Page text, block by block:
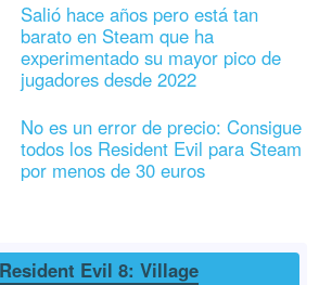
Salió hace años pero está tan
barato en Steam que ha
experimentado su mayor pico de
jugadores desde 2022
No es un error de precio: Consigue
todos los Resident Evil para Steam
por menos de 30 euros
Evil 8: Village